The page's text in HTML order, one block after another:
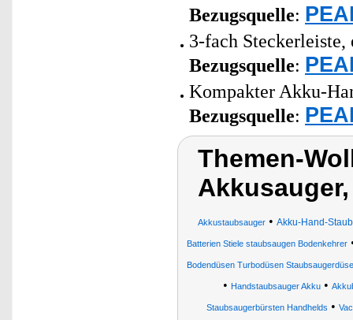
Bezugsquelle:
3-fach Steckerleiste,
Bezugsquelle:
Kompakter Akku-
Bezugsquelle:
Themen-
Akkustaubsauger • Akku-Hand-
Batterien Stiele staubsaugen Bodenkehrer
Bodendüsen Turbodüsen
• Handstaubsauger Akku•
Staubsaugerbürsten Handhelds •